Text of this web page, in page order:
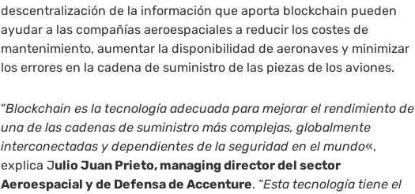
descentralización de la información que aporta blockchain pueden
ayudar a las compañías aeroespaciales a reducir los costes de
mantenimiento, aumentar la disponibilidad de aeronaves y minimizar
los errores en la cadena de suministro de las piezas de los aviones.
“Blockchain es la tecnología adecuada para mejorar el rendimiento de
una de las cadenas de suministro más complejas, globalmente
interconectadas y dependientes de la seguridad en el mundo«,
explica Julio Juan Prieto, managing director del sector
Aeroespacial y de Defensa de Accenture. “Esta tecnología tiene el